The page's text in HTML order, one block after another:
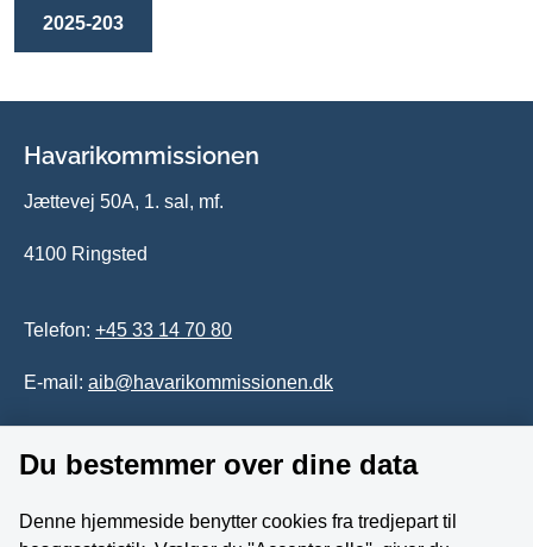
2025-203
Havarikommissionen
Jættevej 50A, 1. sal, mf.
4100 Ringsted
Telefon: +45 33 14 70 80
E-mail: aib@havarikommissionen.dk
Tilgængelighedserklæring
Whistleblowerordning
Du bestemmer over dine data
Denne hjemmeside benytter cookies fra tredjepart til